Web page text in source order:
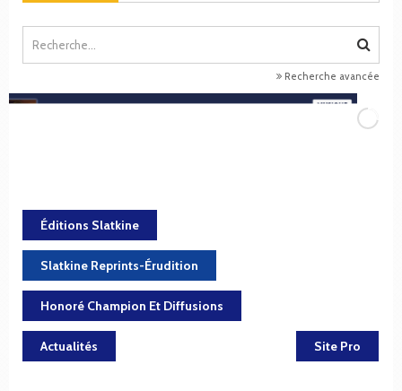
Recherche avancée
Éditions Slatkine
Slatkine Reprints-Érudition
Honoré Champion Et Diffusions
Actualités Site Pro